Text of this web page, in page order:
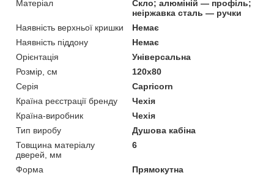
Матеріал
Скло; алюміній — профіль;
неіржавка сталь — ручки
Наявність верхньої кришки
Немає
Наявність піддону
Немає
Орієнтація
Універсальна
Розмір, см
120x80
Серія
Capricorn
Країна реєстрації бренду
Чехія
Країна-виробник
Чехія
Тип виробу
Душова кабіна
Товщина матеріалу
дверей, мм
6
Форма
Прямокутна